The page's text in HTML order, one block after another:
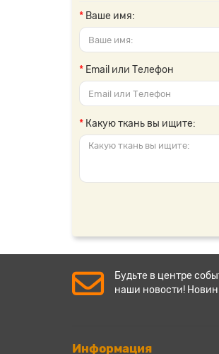
Ваше имя:
Email или Телефон
Какую ткань вы ищите:
Будьте в центре
наши новости!
Информация